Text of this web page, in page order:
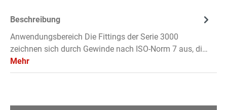
Beschreibung
Anwendungsbereich Die Fittings der Serie 3000
zeichnen sich durch Gewinde nach ISO-Norm 7 aus, di…
Mehr